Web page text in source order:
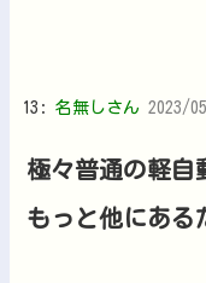
13: 名無しさん 2023/
極々普通の軽自
もっと他にあ